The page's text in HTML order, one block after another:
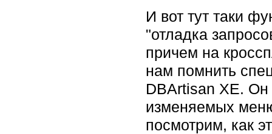
И вот тут таки
"отладка
причем на
нам помнить
DBArtisan XE. Он
изменяемых
посмотрим, как